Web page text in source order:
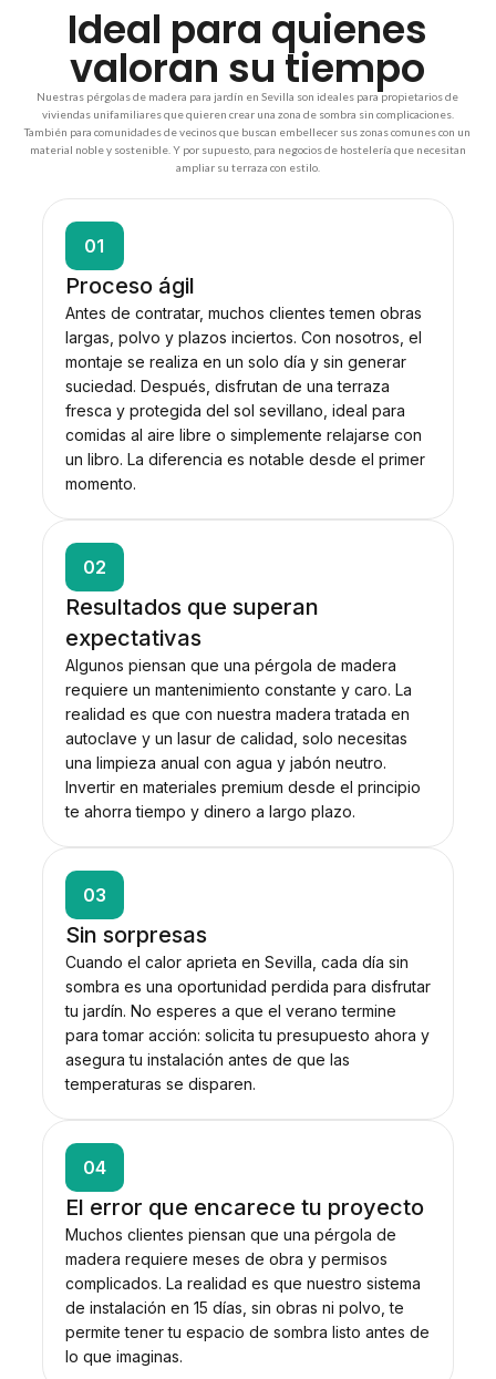
Ideal para quienes
valoran su tiempo
Nuestras pérgolas de madera para jardín en Sevilla son ideales para propietarios de
viviendas unifamiliares que quieren crear una zona de sombra sin complicaciones.
También para comunidades de vecinos que buscan embellecer sus zonas comunes con un
material noble y sostenible. Y por supuesto, para negocios de hostelería que necesitan
ampliar su terraza con estilo.
01
Proceso ágil
Antes de contratar, muchos clientes temen obras
largas, polvo y plazos inciertos. Con nosotros, el
montaje se realiza en un solo día y sin generar
suciedad. Después, disfrutan de una terraza
fresca y protegida del sol sevillano, ideal para
comidas al aire libre o simplemente relajarse con
un libro. La diferencia es notable desde el primer
momento.
02
Resultados que superan
expectativas
Algunos piensan que una pérgola de madera
requiere un mantenimiento constante y caro. La
realidad es que con nuestra madera tratada en
autoclave y un lasur de calidad, solo necesitas
una limpieza anual con agua y jabón neutro.
Invertir en materiales premium desde el principio
te ahorra tiempo y dinero a largo plazo.
03
Sin sorpresas
Cuando el calor aprieta en Sevilla, cada día sin
sombra es una oportunidad perdida para disfrutar
tu jardín. No esperes a que el verano termine
para tomar acción: solicita tu presupuesto ahora y
asegura tu instalación antes de que las
temperaturas se disparen.
04
El error que encarece tu proyecto
Muchos clientes piensan que una pérgola de
madera requiere meses de obra y permisos
complicados. La realidad es que nuestro sistema
de instalación en 15 días, sin obras ni polvo, te
permite tener tu espacio de sombra listo antes de
lo que imaginas.